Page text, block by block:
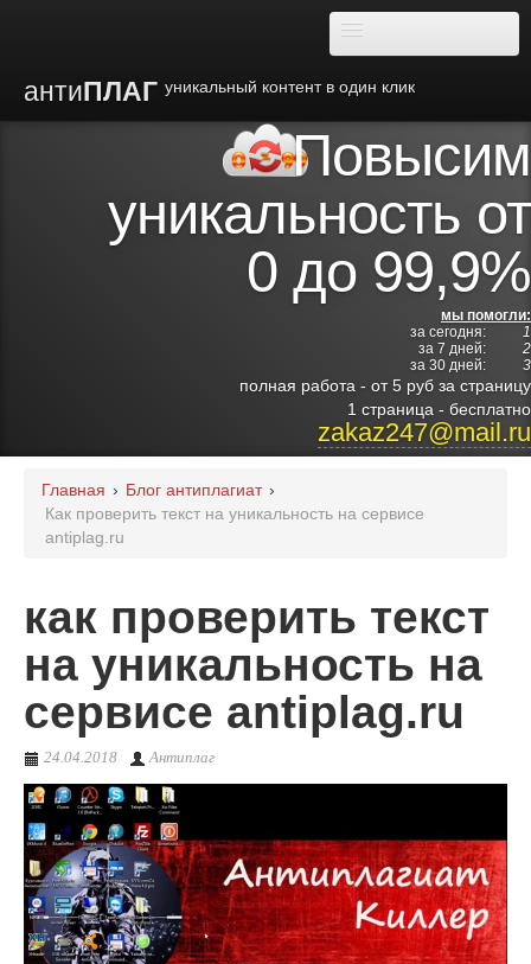
антиПЛАГ уникальный контент в один клик
Преимущества
Институты
Партнерам
Повысим
уникальность от
0 до 99,9%
мы помогли:
за сегодня:
1
за 7 дней:
2
за 30 дней:
3
полная работа - от 5 руб за страницу
1 страница - бесплатно
zakaz247@mail.ru
Главная › Блог антиплагиат ›
Как проверить текст на уникальность на сервисе
antiplag.ru
как проверить текст
на уникальность на
сервисе antiplag.ru
24.04.2018 Антиплаг